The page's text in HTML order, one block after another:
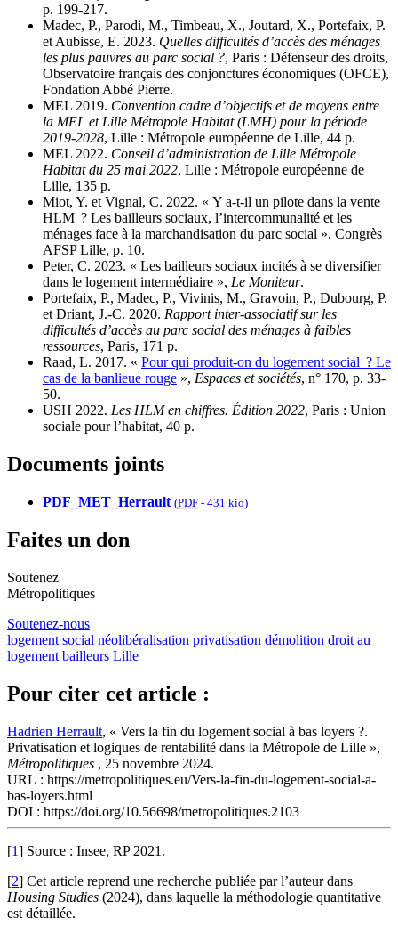
p. 199-217.
Madec, P., Parodi, M., Timbeau, X., Joutard, X., Portefaix, P.
et Aubisse, E. 2023. Quelles difficultés d’accès des ménages
les plus pauvres au parc social ?, Paris : Défenseur des droits,
Observatoire français des conjonctures économiques (OFCE),
Fondation Abbé Pierre.
MEL 2019. Convention cadre d’objectifs et de moyens entre
la MEL et Lille Métropole Habitat (LMH) pour la période
2019-2028, Lille : Métropole européenne de Lille, 44 p.
MEL 2022. Conseil d’administration de Lille Métropole
Habitat du 25 mai 2022, Lille : Métropole européenne de
Lille, 135 p.
Miot, Y. et Vignal, C. 2022. « Y a-t-il un pilote dans la vente
HLM ? Les bailleurs sociaux, l’intercommunalité et les
ménages face à la marchandisation du parc social », Congrès
AFSP Lille, p. 10.
Peter, C. 2023. « Les bailleurs sociaux incités à se diversifier
dans le logement intermédiaire », Le Moniteur.
Portefaix, P., Madec, P., Vivinis, M., Gravoin, P., Dubourg, P.
et Driant, J.-C. 2020. Rapport inter-associatif sur les
difficultés d’accès au parc social des ménages à faibles
ressources, Paris, 171 p.
Raad, L. 2017. « Pour qui produit-on du logement social ? Le
cas de la banlieue rouge », Espaces et sociétés, n° 170, p. 33-
50.
USH 2022. Les HLM en chiffres. Édition 2022, Paris : Union
sociale pour l’habitat, 40 p.
Documents joints
PDF_MET_Herrault (PDF - 431 kio)
Faites un don
Soutenez
Métropolitiques
Soutenez-nous
logement social néolibéralisation privatisation démolition droit au
logement bailleurs Lille
Pour citer cet article :
Hadrien Herrault, « Vers la fin du logement social à bas loyers ?.
Privatisation et logiques de rentabilité dans la Métropole de Lille »,
Métropolitiques , 25 novembre 2024.
URL : https://metropolitiques.eu/Vers-la-fin-du-logement-social-a-
bas-loyers.html
DOI : https://doi.org/10.56698/metropolitiques.2103
[1] Source : Insee, RP 2021.
[2] Cet article reprend une recherche publiée par l’auteur dans
Housing Studies (2024), dans laquelle la méthodologie quantitative
est détaillée.